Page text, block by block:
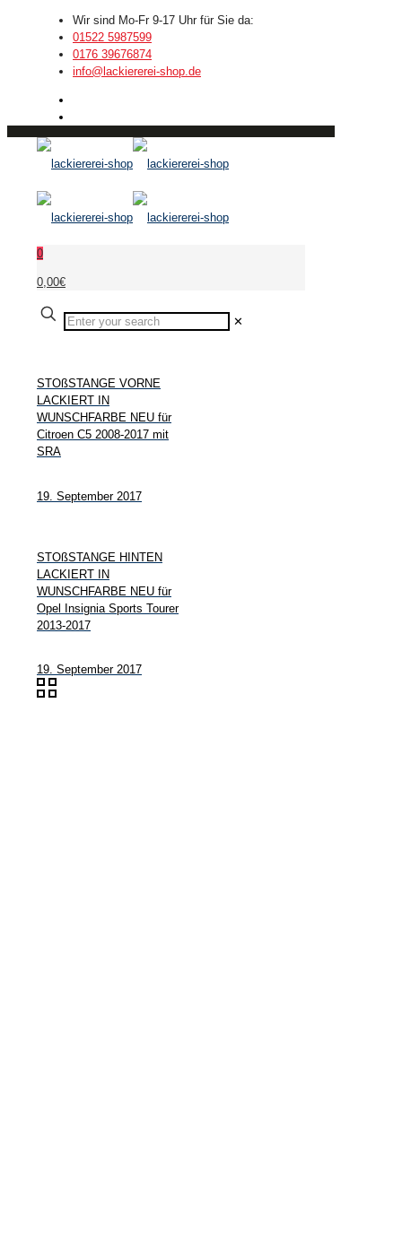
Wir sind Mo-Fr 9-17 Uhr für Sie da:
01522 5987599
0176 39676874
info@lackiererei-shop.de
0
0,00€
✕
STOßSTANGE VORNE
LACKIERT IN
WUNSCHFARBE NEU für
Citroen C5 2008-2017 mit
SRA
19. September 2017
STOßSTANGE HINTEN
LACKIERT IN
WUNSCHFARBE NEU für
Opel Insignia Sports Tourer
2013-2017
19. September 2017